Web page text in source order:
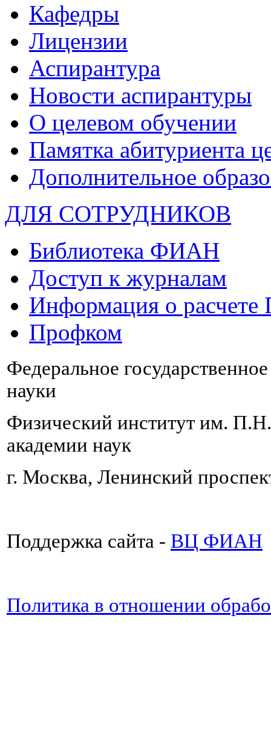
Кафедры
Лицензии
Аспирантура
Новости аспирантуры
О целевом обучении
Памятка абитуриента
Дополнительное
ДЛЯ СОТРУДНИКОВ
Библиотека ФИАН
Доступ к журналам
Информация о
Профком
Федеральное
науки
Физический институт им.
академии наук
г. Москва, Ленинский
Поддержка сайта - ВЦ ФИАН
Политика в отношении